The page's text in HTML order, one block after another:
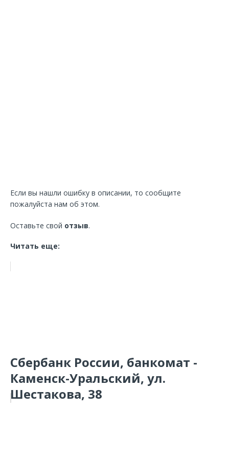
Если вы нашли ошибку в описании, то сообщите
пожалуйста нам об этом.
Оставьте свой отзыв.
Читать еще:
Сбербанк России, банкомат -
Каменск-Уральский, ул.
Шестакова, 38